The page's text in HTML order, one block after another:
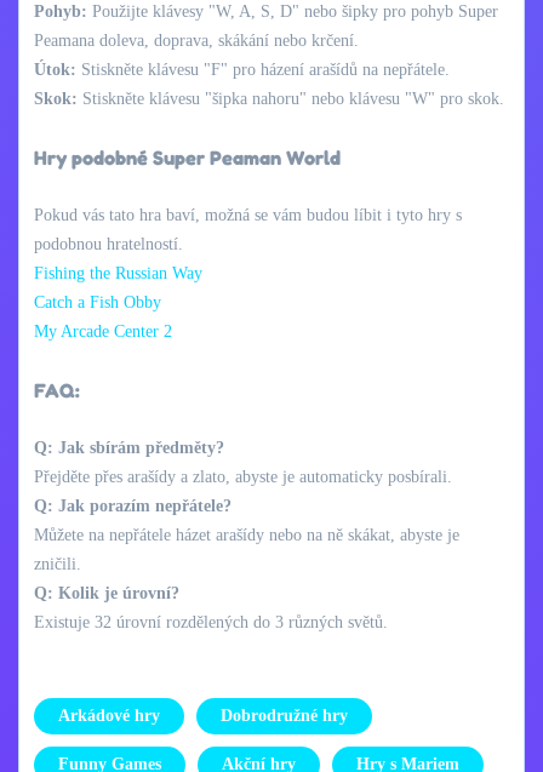
Pohyb: Použijte klávesy "W, A, S, D" nebo šipky pro pohyb Super
Peamana doleva, doprava, skákání nebo krčení.
Útok: Stiskněte klávesu "F" pro házení arašídů na nepřátele.
Skok: Stiskněte klávesu "šipka nahoru" nebo klávesu "W" pro skok.
Hry podobné Super Peaman World
Pokud vás tato hra baví, možná se vám budou líbit i tyto hry s
podobnou hratelností.
Fishing the Russian Way
Catch a Fish Obby
My Arcade Center 2
FAQ:
Q: Jak sbírám předměty?
Přejděte přes arašídy a zlato, abyste je automaticky posbírali.
Q: Jak porazím nepřátele?
Můžete na nepřátele házet arašídy nebo na ně skákat, abyste je
zničili.
Q: Kolik je úrovní?
Existuje 32 úrovní rozdělených do 3 různých světů.
Arkádové hry Dobrodružné hry
Funny Games Akční hry Hry s Mariem